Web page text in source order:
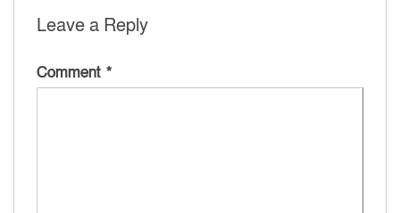
Leave a Reply
Comment *